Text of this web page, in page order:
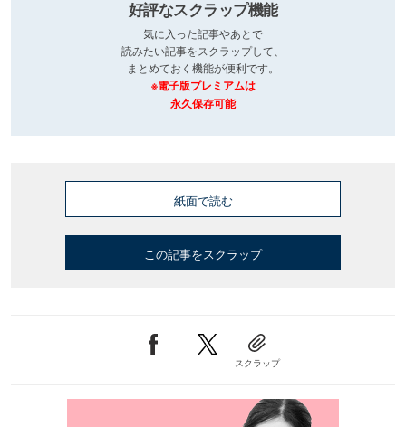
好評なスクラップ機能
気に入った記事やあとで
読みたい記事をスクラップして、
まとめておく機能が便利です。
※電子版プレミアムは
永久保存可能
紙面で読む
この記事をスクラップ
スクラップ